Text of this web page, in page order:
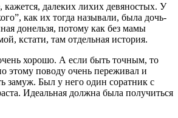
кажется, далеких лихих девяностых. У
как их тогда называли, была дочь-
донельзя, потому как без мамы
кстати, там отдельная история.
хорошо. А если быть точным, то
этому поводу очень переживал и
замуж. Был у него один соратник с
Идеальная должна была получиться